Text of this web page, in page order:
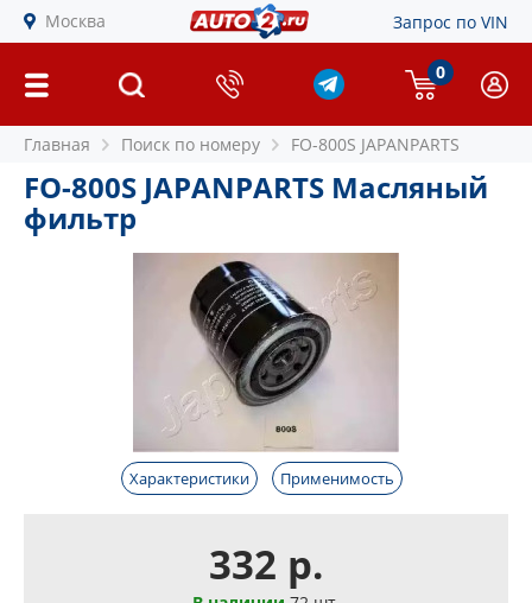
Москва Запрос по VIN
0
Главная Поиск по номеру FO-800S JAPANPARTS
FO-800S JAPANPARTS Масляный
фильтр
Характеристики Применимость
332 р.